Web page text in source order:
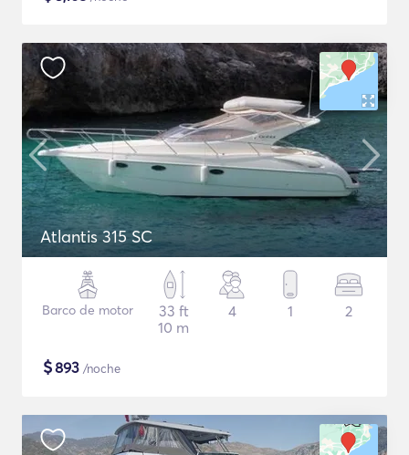
Atlantis 315 SC
Barco de motor
33 ft
10 m
4 1 2
$893 /noche